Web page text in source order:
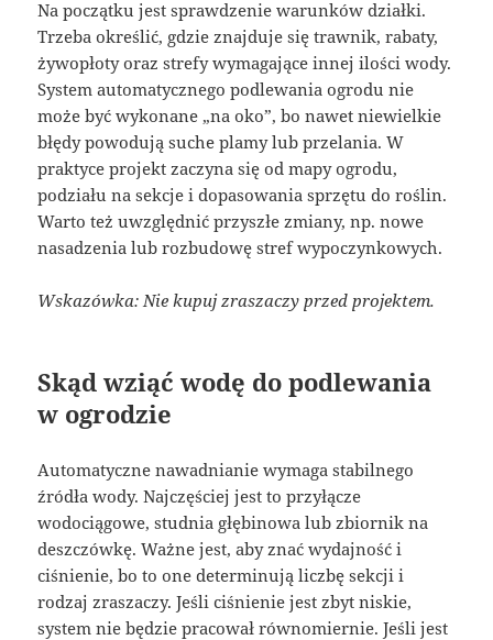
Na początku jest sprawdzenie warunków działki.
Trzeba określić, gdzie znajduje się trawnik, rabaty,
żywopłoty oraz strefy wymagające innej ilości wody.
System automatycznego podlewania ogrodu nie
może być wykonane „na oko”, bo nawet niewielkie
błędy powodują suche plamy lub przelania. W
praktyce projekt zaczyna się od mapy ogrodu,
podziału na sekcje i dopasowania sprzętu do roślin.
Warto też uwzględnić przyszłe zmiany, np. nowe
nasadzenia lub rozbudowę stref wypoczynkowych.
Wskazówka: Nie kupuj zraszaczy przed projektem.
Skąd wziąć wodę do podlewania
w ogrodzie
Automatyczne nawadnianie wymaga stabilnego
źródła wody. Najczęściej jest to przyłącze
wodociągowe, studnia głębinowa lub zbiornik na
deszczówkę. Ważne jest, aby znać wydajność i
ciśnienie, bo to one determinują liczbę sekcji i
rodzaj zraszaczy. Jeśli ciśnienie jest zbyt niskie,
system nie będzie pracował równomiernie. Jeśli jest